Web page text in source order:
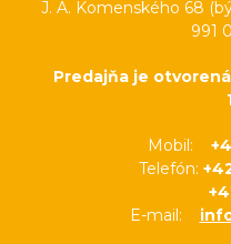
J. A. Komenského 68
991
Predajňa je
Mobil:
Telefón:
+421
E-mail: